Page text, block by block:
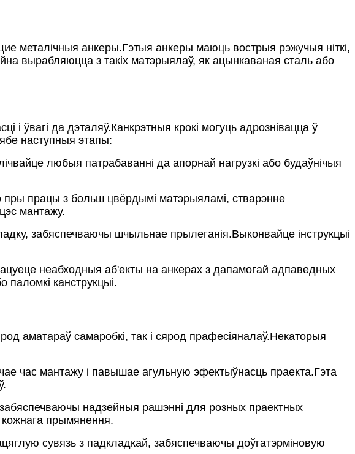
металічныя анкеры.Гэтыя анкеры маюць вострыя рэжучыя ніткі,
вырабляюцца з такіх матэрыялаў, як ацынкаваная сталь або
ўвагі да дэталяў.Канкрэтныя крокі могуць адрознівацца ў
наступныя этапы:
любыя патрабаванні да апорнай нагрузкі або будаўнічыя
пры працы з больш цвёрдымі матэрыяламі, стварэнне
мантажу.
забяспечваючы шчыльнае прылеганія.Выконвайце інструкцыі
неабходныя аб'екты на анкерах з дапамогай адпаведных
паломкі канструкцыі.
аматараў самаробкі, так і сярод прафесіяналаў.Некаторыя
час мантажу і павышае агульную эфектыўнасць праекта.Гэта
надзейныя рашэнні для розных праектных
кожнага прымянення.
сувязь з падкладкай, забяспечваючы доўгатэрміновую